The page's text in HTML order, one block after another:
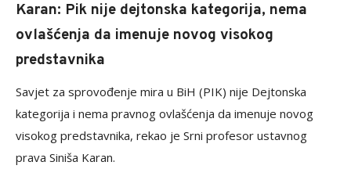
Karan: Pik nije dejtonska kategorija, nema
ovlašćenja da imenuje novog visokog
predstavnika
Savjet za sprovođenje mira u BiH (PIK) nije Dejtonska
kategorija i nema pravnog ovlašćenja da imenuje novog
visokog predstavnika, rekao je Srni profesor ustavnog
prava Siniša Karan.